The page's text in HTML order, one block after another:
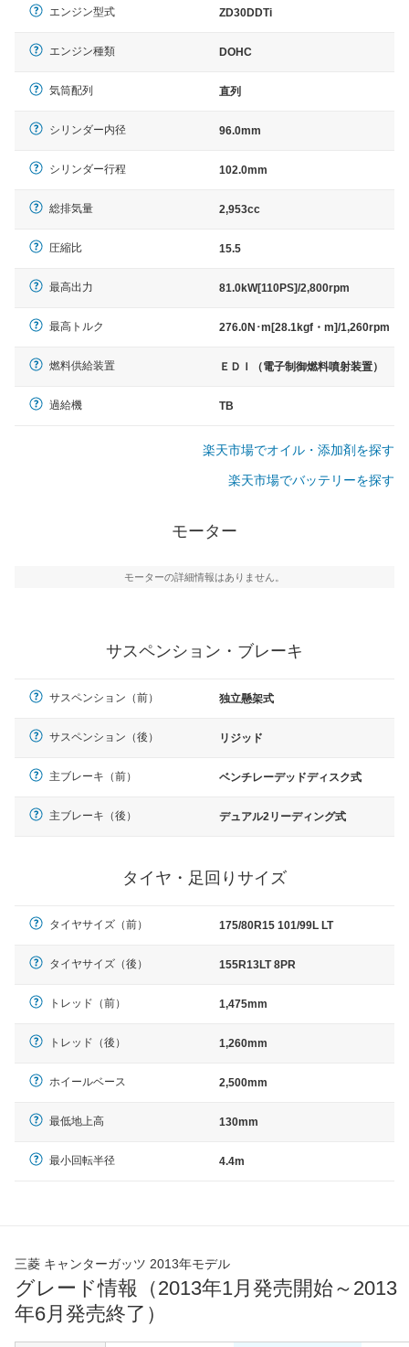
エンジン型式 ZD30DDTi
エンジン種類 DOHC
気筒配列 直列
シリンダー内径 96.0mm
シリンダー行程 102.0mm
総排気量 2,953cc
圧縮比 15.5
最高出力 81.0kW[110PS]/2,800rpm
最高トルク 276.0N･m[28.1kgf・m]/1,260rpm
燃料供給装置 ＥＤＩ（電子制御燃料噴射装置）
過給機 TB
楽天市場でオイル・添加剤を探す
楽天市場でバッテリーを探す
モーター
モーターの詳細情報はありません。
サスペンション・ブレーキ
サスペンション（前） 独立懸架式
サスペンション（後） リジッド
主ブレーキ（前） ベンチレーデッドディスク式
主ブレーキ（後） デュアル2リーディング式
タイヤ・足回りサイズ
タイヤサイズ（前） 175/80R15 101/99L LT
タイヤサイズ（後） 155R13LT 8PR
トレッド（前） 1,475mm
トレッド（後） 1,260mm
ホイールベース 2,500mm
最低地上高 130mm
最小回転半径 4.4m
三菱 キャンターガッツ 2013年モデル
グレード情報（2013年1月発売開始～2013
年6月発売終了）